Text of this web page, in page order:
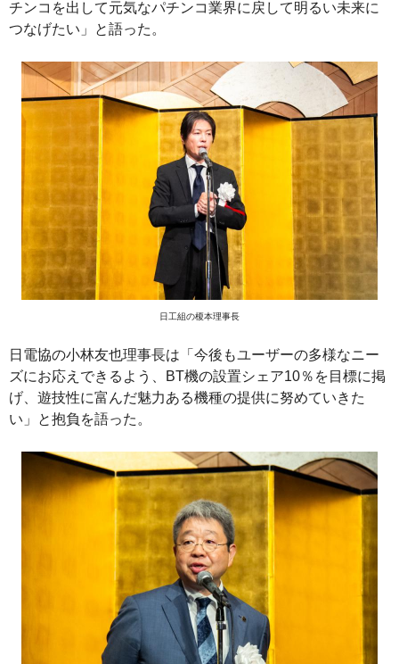
チンコを出して元気なパチンコ業界に戻して明るい未来に
つなげたい」と語った。
日工組の榎本理事長
日電協の小林友也理事長は「今後もユーザーの多様なニー
ズにお応えできるよう、BT機の設置シェア10％を目標に掲
げ、遊技性に富んだ魅力ある機種の提供に努めていきた
い」と抱負を語った。